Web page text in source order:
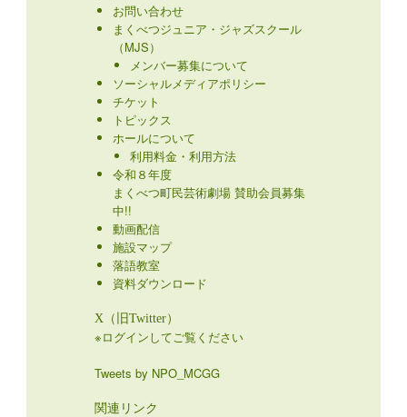
お問い合わせ
まくべつジュニア・ジャズスクール
（MJS）
メンバー募集について
ソーシャルメディアポリシー
チケット
トピックス
ホールについて
利用料金・利用方法
令和８年度
まくべつ町民芸術劇場 賛助会員募集
中!!
動画配信
施設マップ
落語教室
資料ダウンロード
X（旧Twitter）
※ログインしてご覧ください
Tweets by NPO_MCGG
関連リンク